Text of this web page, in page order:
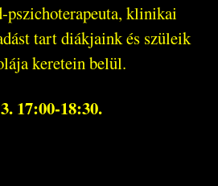
pszichoterapeuta, klinikai
tart diákjaink és szüleik
keretein belül.
17:00-18:30.